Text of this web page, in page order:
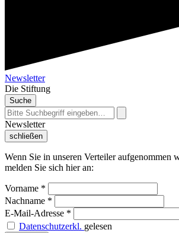
Newsletter
Die Stiftung
Suche
Newsletter
schließen
Wenn Sie in unseren Verteiler aufgenommen
melden Sie sich hier an:
Vorname *
Nachname *
E-Mail-Adresse *
Datenschutzerkl. gelesen